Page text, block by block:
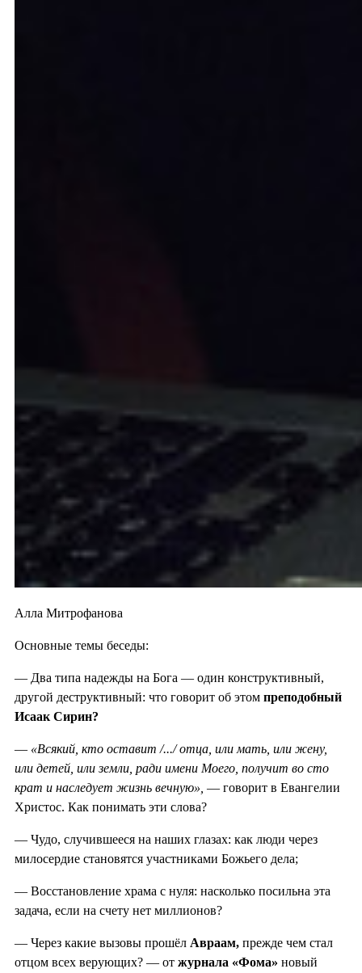
Алла Митрофанова
Основные темы беседы:
— Два типа надежды на Бога — один конструктивный,
другой деструктивный: что говорит об этом преподобный
Исаак Сирин?
— «Всякий, кто оставит /.../ отца, или мать, или жену,
или детей, или земли, ради имени Моего, получит во сто
крат и наследует жизнь вечную», — говорит в Евангелии
Христос. Как понимать эти слова?
— Чудо, случившееся на наших глазах: как люди через
милосердие становятся участниками Божьего дела;
— Восстановление храма с нуля: насколько посильна эта
задача, если на счету нет миллионов?
— Через какие вызовы прошёл Авраам, прежде чем стал
отцом всех верующих? — от журнала «Фома» новый